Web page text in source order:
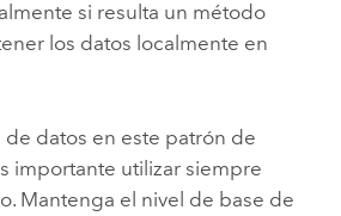
si resulta un método
los datos localmente en
de datos en este patrón de
importante utilizar siempre
Mantenga el nivel de base de